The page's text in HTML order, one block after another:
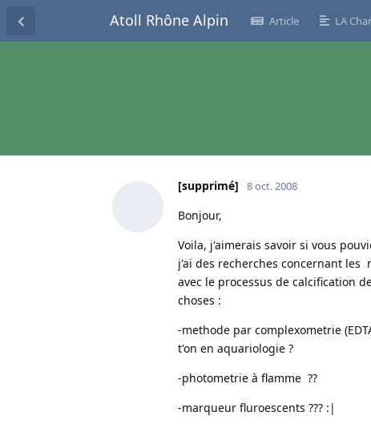
Atoll Rhône Alpin Article LA
[supprimé] 8 oct. 2008
Bonjour,
Voila, j'aimerais savoir si vous
j'ai des recherches concernant
avec le processus de calcification
choses :
-methode par complexometrie
t'on en aquariologie ?
-photometrie à flamme ??
-marqueur fluroescents ??? :|